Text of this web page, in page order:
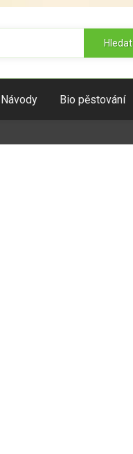
Hledat
Návody Bio pěstování